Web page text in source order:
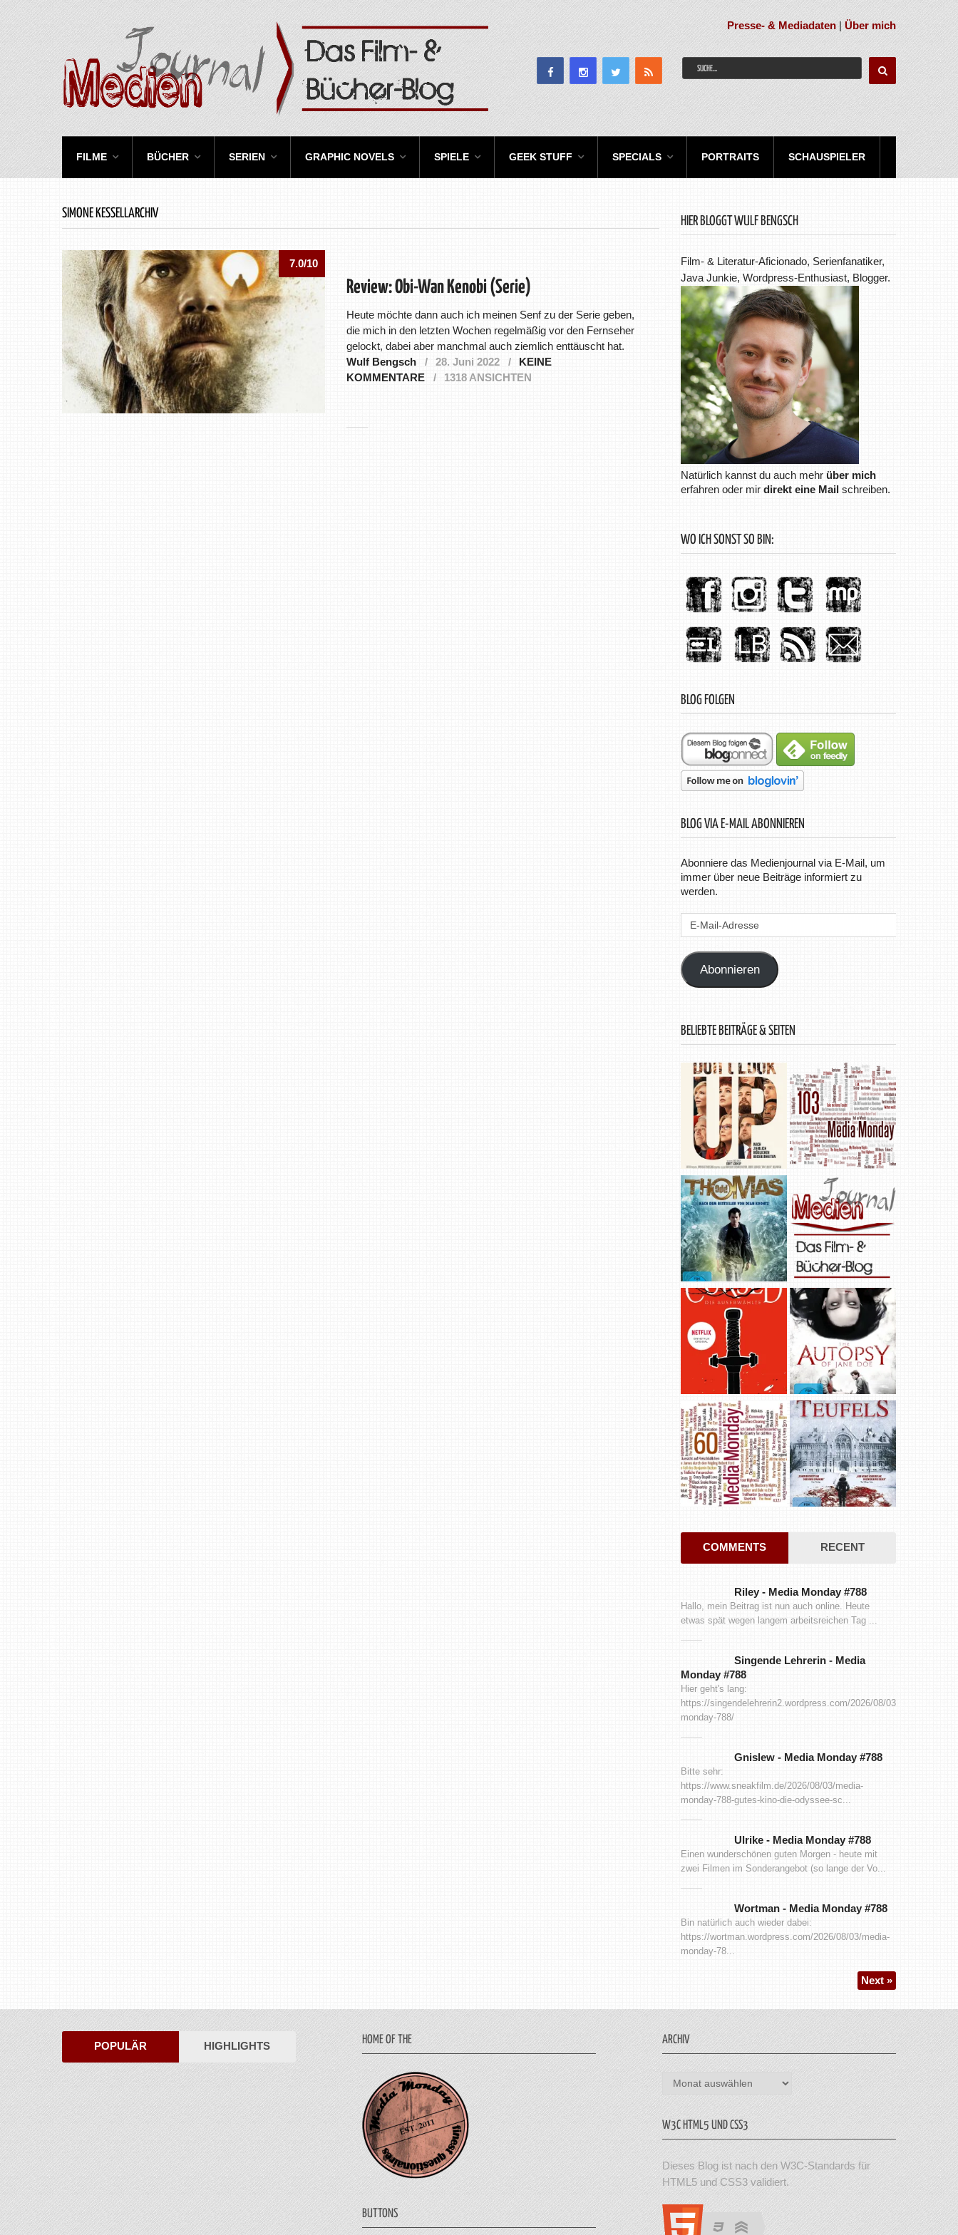
Presse- & Mediadaten |Über mich
FILME BÜCHER SERIEN GRAPHIC NOVELS SPIELE GEEK STUFF SPECIALS PORTRAITS SCHAUSPIELER
SIMONE KESSELLARCHIV
7.0/10
Review: Obi-Wan Kenobi (Serie)
Heute möchte dann auch ich meinen Senf zu der Serie geben,
die mich in den letzten Wochen regelmäßig vor den Fernseher
gelockt, dabei aber manchmal auch ziemlich enttäuscht hat.
Wulf Bengsch
28. Juni 2022
KEINE
KOMMENTARE
1318 ANSICHTEN
HIER BLOGGT WULF BENGSCH
Film- & Literatur-Aficionado, Serienfanatiker,
Java Junkie, Wordpress-Enthusiast, Blogger.
Natürlich kannst du auch mehr über mich
erfahren oder mirdirekt eine Mail schreiben.
WO ICH SONST SO BIN:
BLOG FOLGEN
BLOG VIA E-MAIL ABONNIEREN
Abonniere das Medienjournal via E-Mail, um
immer über neue Beiträge informiert zu
werden.
E-
Abonnieren
BELIEBTE BEITRÄGE & SEITEN
COMMENTS RECENT
Riley- Media Monday #788
Hallo, mein Beitrag ist nun auch online. Heute
etwas spät wegen langem arbeitsreichen Tag ...
Singende Lehrerin- Media
Monday #788
Hier geht's lang:
https://singendelehrerin2.wordpress.com/2026/08/03/media-
monday-788/
Gnislew- Media Monday #788
Bitte sehr:
https://www.sneakfilm.de/2026/08/03/media-
monday-788-gutes-kino-die-odyssee-sc...
Ulrike- Media Monday #788
Einen wunderschönen guten Morgen - heute mit
zwei Filmen im Sonderangebot (so lange der Vo...
Wortman- Media Monday #788
Bin natürlich auch wieder dabei:
https://wortman.wordpress.com/2026/08/03/media-
monday-78...
Next »
POPULÄR HIGHLIGHTS HOME OF THE
BUTTONS
ARCHIV
Archiv
W3C HTML5 UND CSS3
Dieses Blog ist nach den W3C-Standards für
HTML5 und CSS3 validiert.